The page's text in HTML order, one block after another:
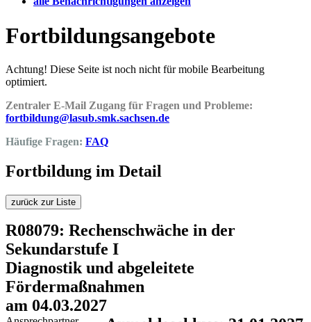
Fortbildungsangebote
Achtung! Diese Seite ist noch nicht für mobile Bearbeitung
optimiert.
Zentraler E-Mail Zugang für Fragen und Probleme:
fortbildung@lasub.smk.sachsen.de
Häufige Fragen: FAQ
Fortbildung im Detail
zurück zur Liste
R08079: Rechenschwäche in der
Sekundarstufe I
Diagnostik und abgeleitete
Fördermaßnahmen
am 04.03.2027